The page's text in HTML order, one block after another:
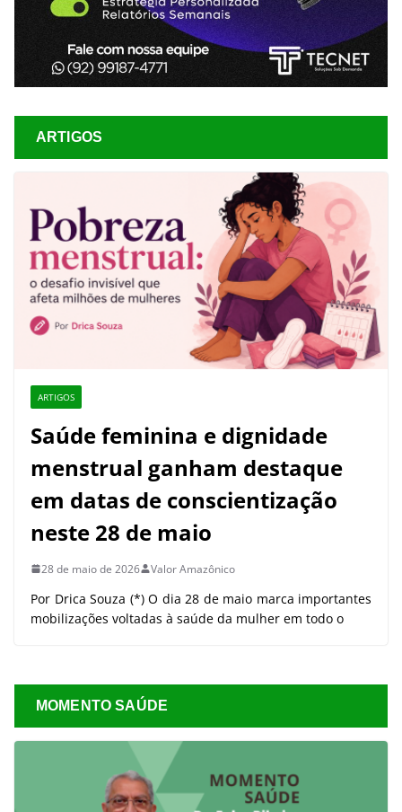
ARTIGOS
ARTIGOS
Saúde feminina e dignidade
menstrual ganham destaque
em datas de conscientização
neste 28 de maio
28 de maio de 2026 Valor Amazônico
Por Drica Souza (*) O dia 28 de maio marca importantes
mobilizações voltadas à saúde da mulher em todo o
MOMENTO SAÚDE